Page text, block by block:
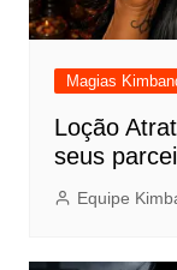
Magias
Loção
seus
Equipe